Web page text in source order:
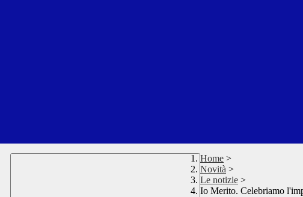
Home >
Novità >
Le notizie >
Io Merito. Celebriamo